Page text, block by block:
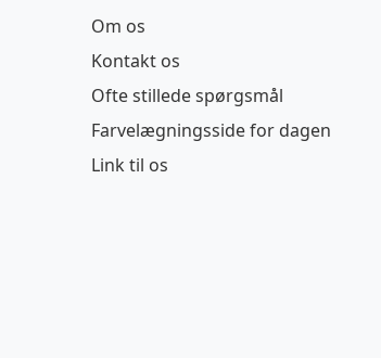
Om os
Kontakt os
Ofte stillede spørgsmål
Farvelægningsside for dagen
Link til os